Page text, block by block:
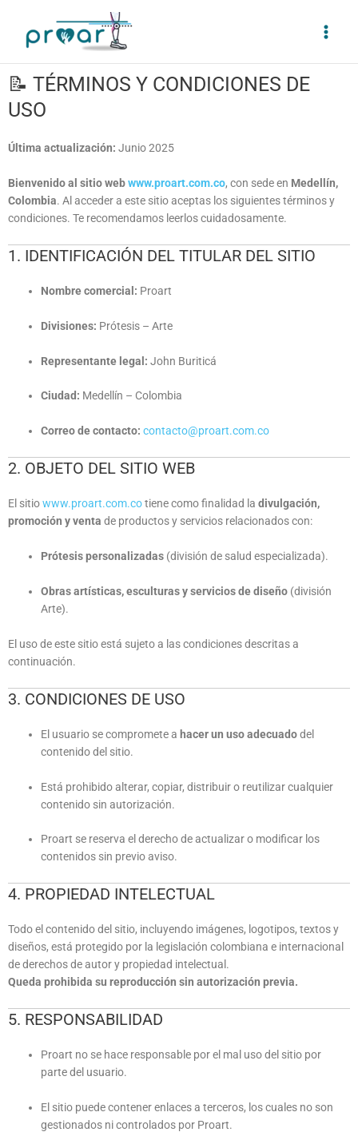
contenido
📝 TÉRMINOS Y CONDICIONES DE
USO
Última actualización: Junio 2025
Bienvenido al sitio webwww.proart.com.co, con sede en Medellín,
Colombia. Al acceder a este sitio aceptas los siguientes términos y
condiciones. Te recomendamos leerlos cuidadosamente.
1. IDENTIFICACIÓN DEL TITULAR DEL SITIO
Nombre comercial: Proart
Divisiones: Prótesis – Arte
Representante legal: John Buriticá
Ciudad: Medellín – Colombia
Correo de contacto: contacto@proart.com.co
2. OBJETO DEL SITIO WEB
El sitiowww.proart.com.cotiene como finalidad la divulgación,
promoción y venta de productos y servicios relacionados con:
Prótesis personalizadas (división de salud especializada).
Obras artísticas, esculturas y servicios de diseño (división
Arte).
El uso de este sitio está sujeto a las condiciones descritas a
continuación.
3. CONDICIONES DE USO
El usuario se compromete a hacer un uso adecuadodel
contenido del sitio.
Está prohibido alterar, copiar, distribuir o reutilizar cualquier
contenido sin autorización.
Proart se reserva el derecho de actualizar o modificar los
contenidos sin previo aviso.
4. PROPIEDAD INTELECTUAL
Todo el contenido del sitio, incluyendo imágenes, logotipos, textos y
diseños, está protegido por la legislación colombiana e internacional
de derechos de autor y propiedad intelectual.
Queda prohibida su reproducción sin autorización previa.
5. RESPONSABILIDAD
Proart no se hace responsable por el mal uso del sitio por
parte del usuario.
El sitio puede contener enlaces a terceros, los cuales no son
gestionados ni controlados por Proart.